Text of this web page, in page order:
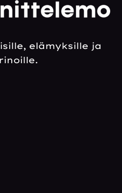
elämyksille ja